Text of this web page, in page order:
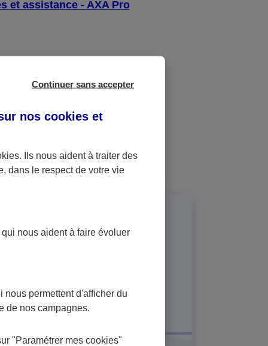
et assistance - AXA Pro
Continuer sans accepter
nos cookies et
. Ils nous aident à traiter des
dans le respect de votre vie
nous aident à faire évoluer
permettent d'afficher du
de nos campagnes.
"Paramétrer mes cookies"